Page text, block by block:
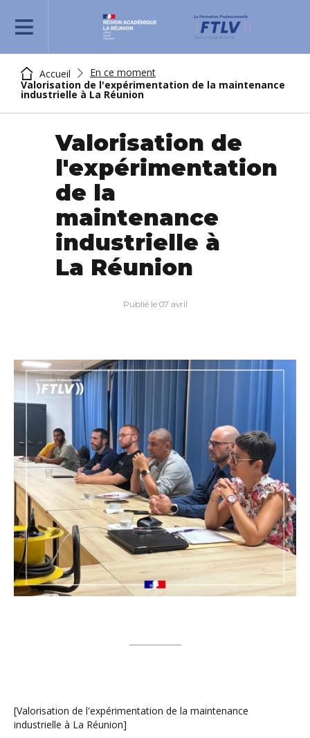
REJOIGNEZ-NOUS
Accueil
En ce moment
Valorisation de l'expérimentation de la maintenance
industrielle à La Réunion
Valorisation de
l'expérimentation
de la
maintenance
industrielle à
La Réunion
Publié le 07 avril
[Valorisation de l'expérimentation de la maintenance
industrielle à La Réunion]